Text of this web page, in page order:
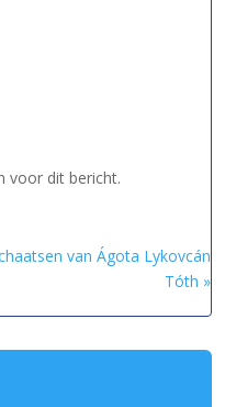
voor dit bericht.
van Ágota Lykovcán
Tóth »